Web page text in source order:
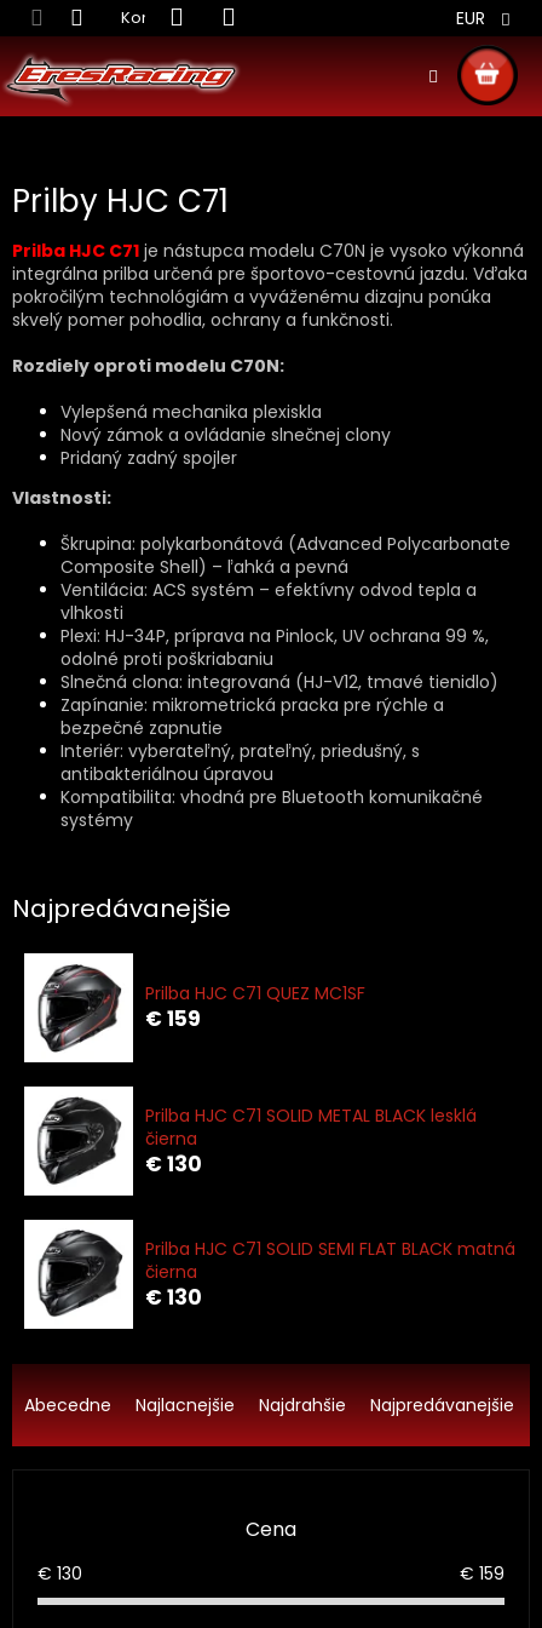
Prejsť
na
obsah
Kontakt Obchodné podmienky Doprava
EUR
KOŠÍK
Prilby HJC C71
Prilba HJC C71 je nástupca modelu C70N je vysoko výkonná
integrálna prilba určená pre športovo-cestovnú jazdu. Vďaka
pokročilým technológiám a vyváženému dizajnu ponúka
skvelý pomer pohodlia, ochrany a funkčnosti.
Rozdiely oproti modelu C70N:
Vylepšená mechanika plexiskla
Nový zámok a ovládanie slnečnej clony
Pridaný zadný spojler
Vlastnosti:
Škrupina: polykarbonátová (Advanced Polycarbonate
Composite Shell) – ľahká a pevná
Ventilácia: ACS systém – efektívny odvod tepla a
vlhkosti
Plexi: HJ-34P, príprava na Pinlock, UV ochrana 99 %,
odolné proti poškriabaniu
Slnečná clona: integrovaná (HJ-V12, tmavé tienidlo)
Zapínanie: mikrometrická pracka pre rýchle a
bezpečné zapnutie
Interiér: vyberateľný, prateľný, priedušný, s
antibakteriálnou úpravou
Kompatibilita: vhodná pre Bluetooth komunikačné
systémy
Najpredávanejšie
Prilba HJC C71 QUEZ MC1SF
€ 159
Prilba HJC C71 SOLID METAL BLACK lesklá
čierna
€ 130
Prilba HJC C71 SOLID SEMI FLAT BLACK matná
čierna
€ 130
R
a
d
e
Abecedne Najlacnejšie Najdrahšie Najpredávanejšie
Cena
€ 130 € 159